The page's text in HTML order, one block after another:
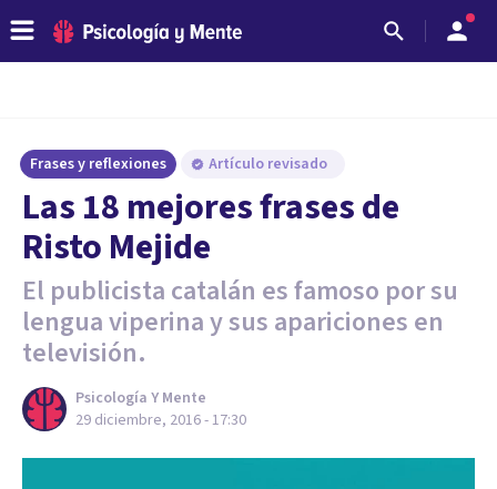
Frases y reflexiones Artículo revisado
Las 18 mejores frases de
Risto Mejide
El publicista catalán es famoso por su
lengua viperina y sus apariciones en
televisión.
Psicología Y Mente
29 diciembre, 2016 - 17:30